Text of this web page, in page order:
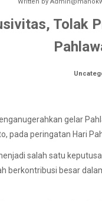
Tolak
gelar
pada peringatan Hari
salah satu
berkontribusi besar